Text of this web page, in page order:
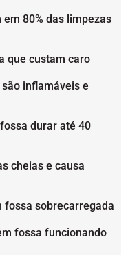
80% das limpezas
que custam caro
inflamáveis e
durar até 40
cheias e causa
fossa sobrecarregada
fossa funcionando